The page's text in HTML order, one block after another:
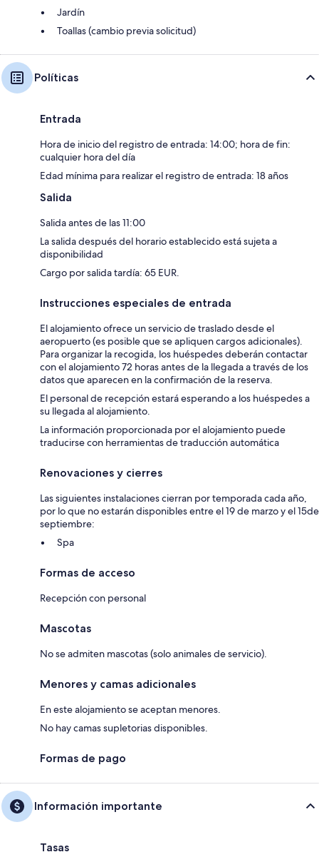
Jardín
Toallas (cambio previa solicitud)
Políticas
Entrada
Hora de inicio del registro de entrada: 14:00; hora de fin:
cualquier hora del día
Edad mínima para realizar el registro de entrada: 18 años
Salida
Salida antes de las 11:00
La salida después del horario establecido está sujeta a
disponibilidad
Cargo por salida tardía: 65 EUR.
Instrucciones especiales de entrada
El alojamiento ofrece un servicio de traslado desde el
aeropuerto (es posible que se apliquen cargos adicionales).
Para organizar la recogida, los huéspedes deberán contactar
con el alojamiento 72 horas antes de la llegada a través de los
datos que aparecen en la confirmación de la reserva.
El personal de recepción estará esperando a los huéspedes a
su llegada al alojamiento.
La información proporcionada por el alojamiento puede
traducirse con herramientas de traducción automática
Renovaciones y cierres
Las siguientes instalaciones cierran por temporada cada año,
por lo que no estarán disponibles entre el 19 de marzo y el 15de
septiembre:
Spa
Formas de acceso
Recepción con personal
Mascotas
No se admiten mascotas (solo animales de servicio).
Menores y camas adicionales
En este alojamiento se aceptan menores.
No hay camas supletorias disponibles.
Formas de pago
Información importante
Tasas